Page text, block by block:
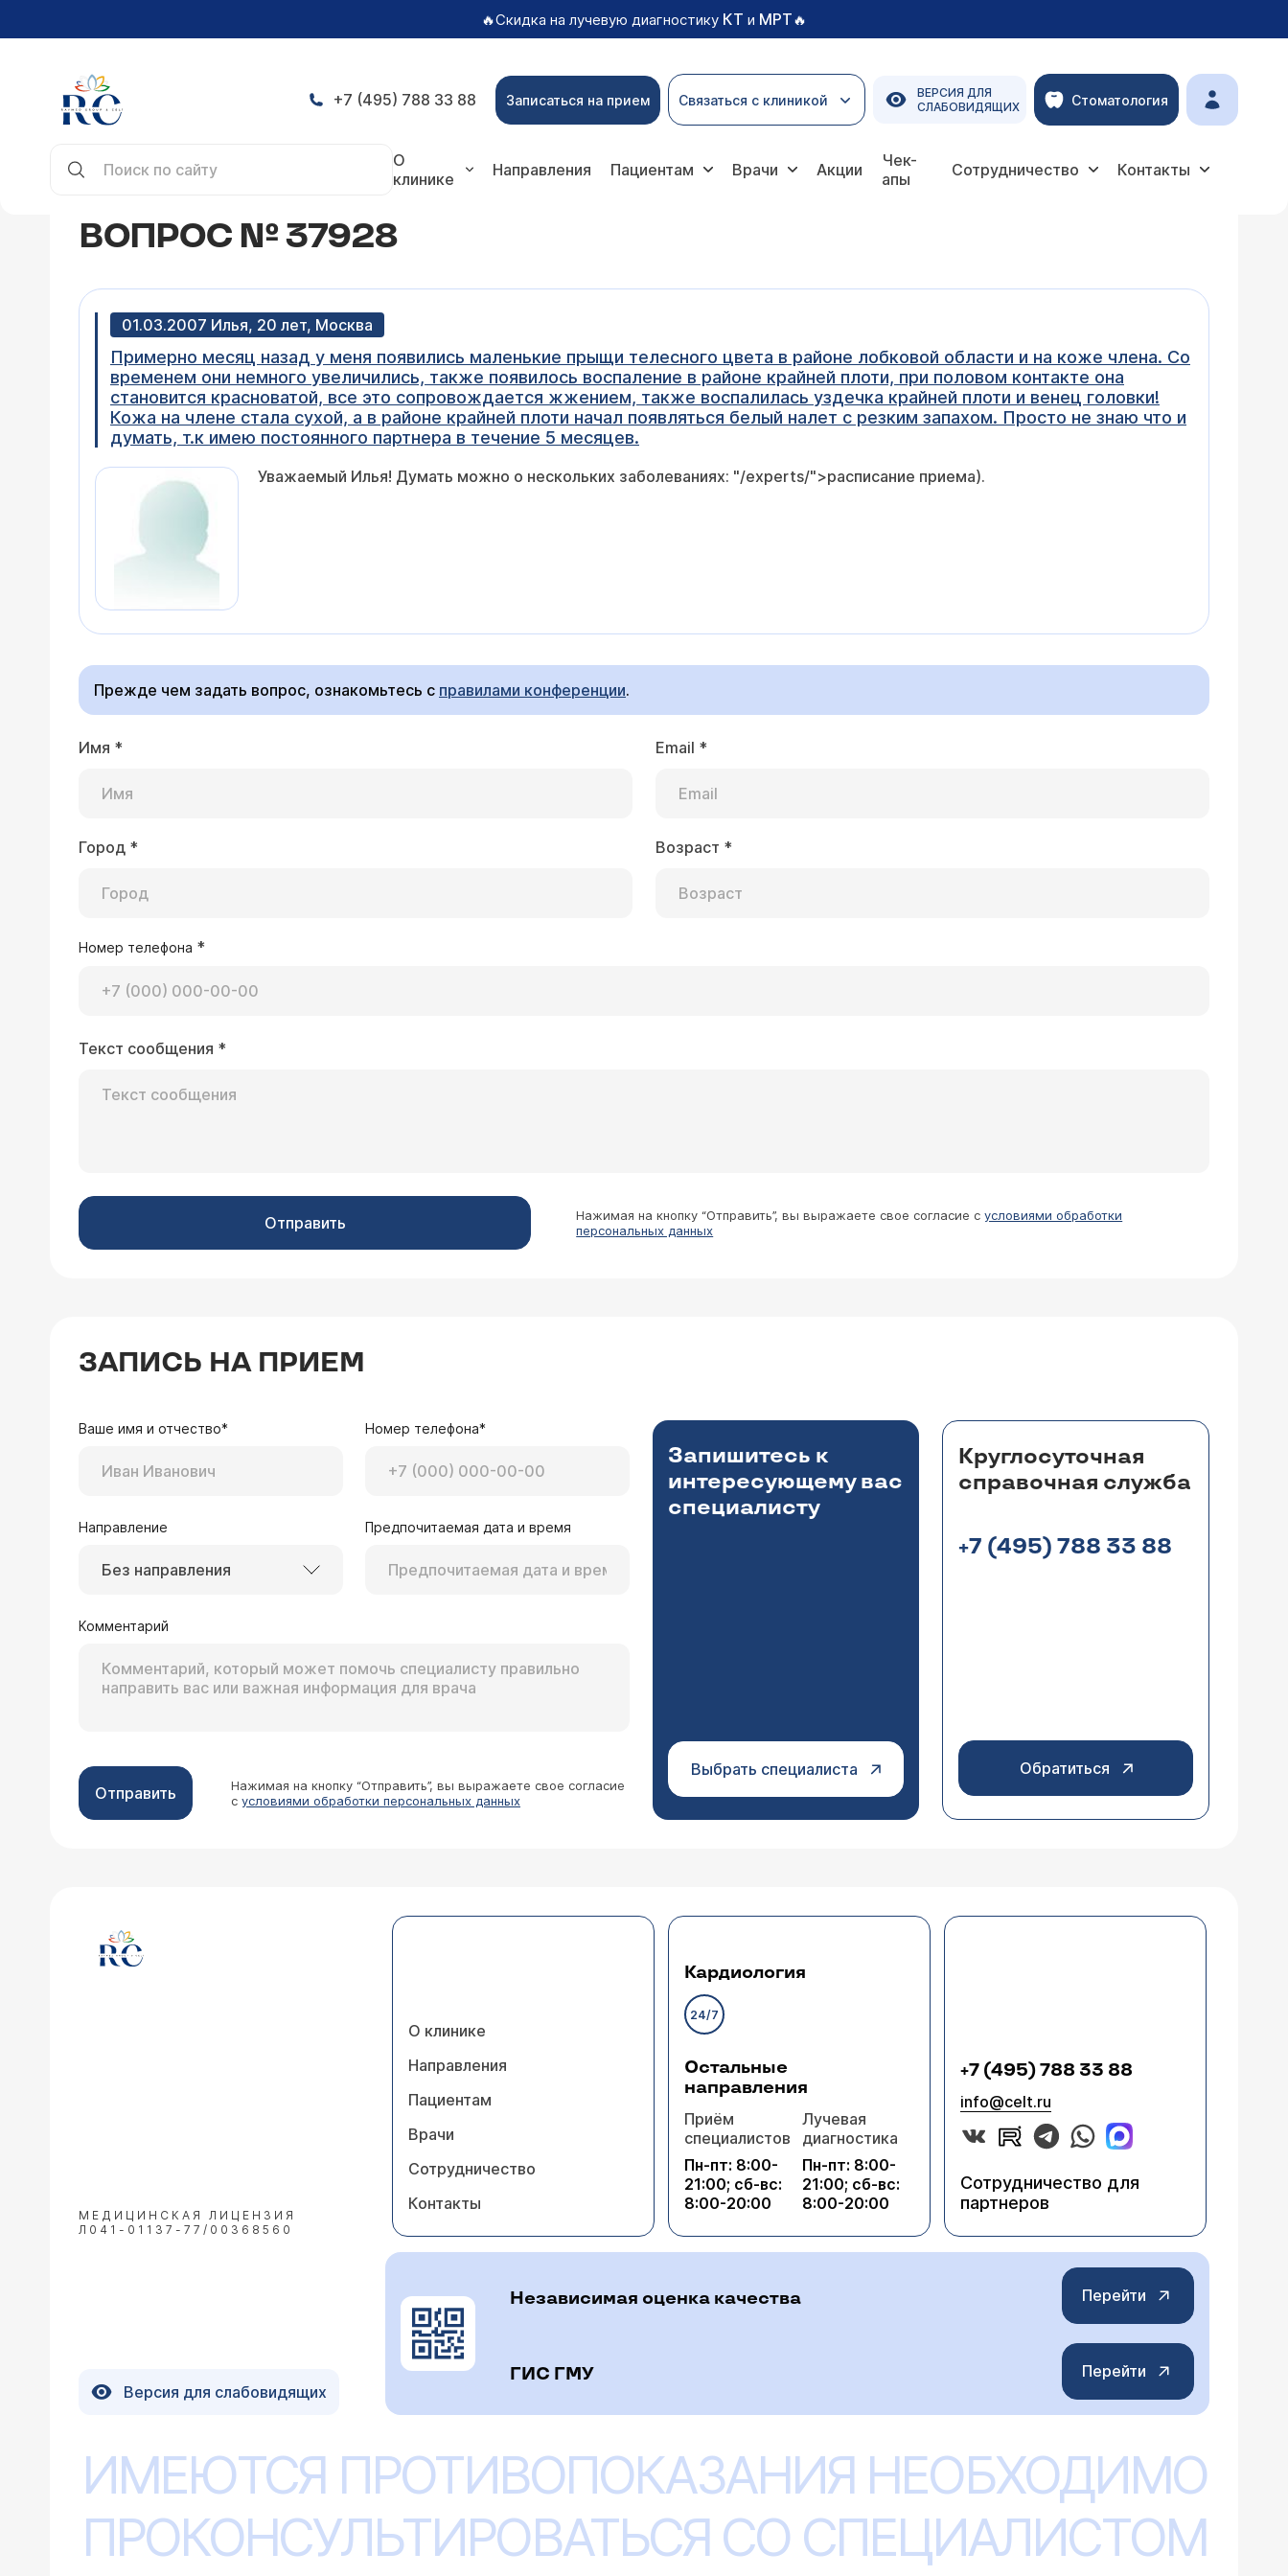
🔥Скидка на лучевую диагностику КТ и МРТ🔥
+7 (495) 788 33 88 Записаться на прием Связаться с клиникой
ВЕРСИЯ ДЛЯ
СЛАБОВИДЯЩИХ
Стоматология
О
клинике
Направления Пациентам Врачи Акции
Чек-
апы
Сотрудничество Контакты
ВОПРОС № 37928
01.03.2007 Илья, 20 лет, Москва
Примерно месяц назад у меня появились маленькие прыщи телесного цвета в районе лобковой области и на коже члена. Со
временем они немного увеличились, также появилось воспаление в районе крайней плоти, при половом контакте она
становится красноватой, все это сопровождается жжением, также воспалилась уздечка крайней плоти и венец головки!
Кожа на члене стала сухой, а в районе крайней плоти начал появляться белый налет с резким запахом. Просто не знаю что и
думать, т.к имею постоянного партнера в течение 5 месяцев.
Уважаемый Илья! Думать можно о нескольких заболеваниях: "/experts/">расписание приема).
Прежде чем задать вопрос, ознакомьтесь с правилами конференции.
Имя * Email *
Город * Возраст *
Номер телефона *
Текст сообщения *
Отправить Нажимая на кнопку “Отправить”, вы выражаете свое согласие сусловиями обработки
персональных данных
ЗАПИСЬ НА ПРИЕМ
Ваше имя и отчество* Номер телефона*
Направление
Без направления
Предпочитаемая дата и время
Комментарий
Отправить
Нажимая на кнопку “Отправить”, вы выражаете свое согласие
с условиями обработки персональных данных
Запишитесь к
интересующему вас
специалисту
Выбрать специалиста
Круглосуточная
справочная служба
+7 (495) 788 33 88
Обратиться
МЕДИЦИНСКАЯ ЛИЦЕНЗИЯ
Л041-01137-77/00368560
О клинике
Направления
Пациентам
Врачи
Сотрудничество
Контакты
Кардиология
24/7
Остальные
направления
Приём
специалистов
Пн-пт: 8:00-
21:00; сб-вс:
8:00-20:00
Лучевая
диагностика
Пн-пт: 8:00-
21:00; сб-вс:
8:00-20:00
+7 (495) 788 33 88
info@celt.ru
Сотрудничество для
партнеров
Версия для слабовидящих
Независимая оценка качества Перейти
ГИС ГМУ Перейти
ИМЕЮТСЯ ПРОТИВОПОКАЗАНИЯ НЕОБХОДИМО
ПРОКОНСУЛЬТИРОВАТЬСЯ СО СПЕЦИАЛИСТОМ